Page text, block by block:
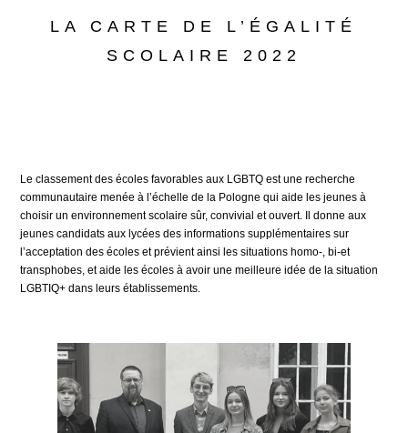
LA CARTE DE L’ÉGALITÉ
SCOLAIRE 2022
Le classement des écoles favorables aux LGBTQ est une recherche
communautaire menée à l’échelle de la Pologne qui aide les jeunes à
choisir un environnement scolaire sûr, convivial et ouvert. Il donne aux
jeunes candidats aux lycées des informations supplémentaires sur
l’acceptation des écoles et prévient ainsi les situations homo-, bi-et
transphobes, et aide les écoles à avoir une meilleure idée de la situation
LGBTIQ+ dans leurs établissements.